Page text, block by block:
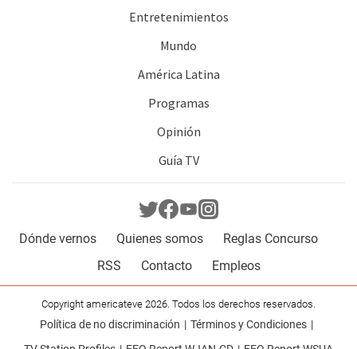
Entretenimientos
Mundo
América Latina
Programas
Opinión
Guía TV
Dónde vernos Quienes somos
Reglas Concurso
RSS
Contacto Empleos
Copyright americateve 2026. Todos los derechos reservados.
Política de no discriminación
Términos y Condiciones